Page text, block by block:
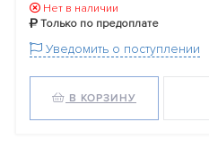
Нет в наличии
Только по предоплате
Уведомить о поступлении
В КОРЗИНУ